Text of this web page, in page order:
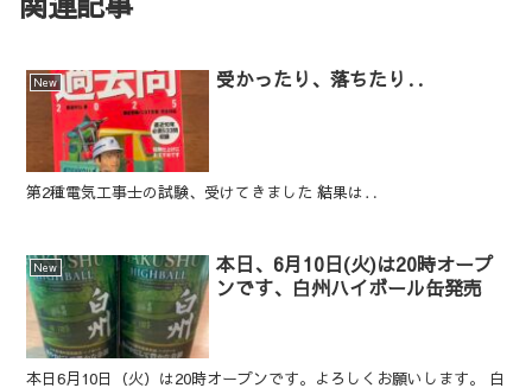
New 受かったり、落ちたり‥
第2種電気工事士の試験、受けてきました 結果は‥
New
本日、6月10日(火)は20時オープ
ンです、白州ハイボール缶発売
本日6月10日（火）は20時オープンです。よろしくお願いします。 白